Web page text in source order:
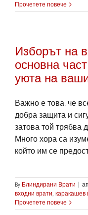
Прочетете повече
Изборът на
основна
уюта на
Важно е това, че
добра защита и
затова той трябва
Много хора са
който им се
By Блиндирани Врати |
входни врати, каракашев
Прочетете повече